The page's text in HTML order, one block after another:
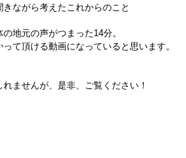
きながら考えたこれからのこと
地元の声がつまった14分。
て頂ける動画になっていると思います。
ませんが、是非、ご覧ください！